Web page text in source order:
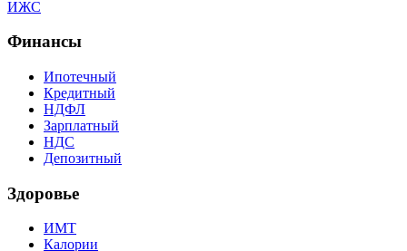
ИЖС
Финансы
Ипотечный
Кредитный
НДФЛ
Зарплатный
НДС
Депозитный
Здоровье
ИМТ
Калории